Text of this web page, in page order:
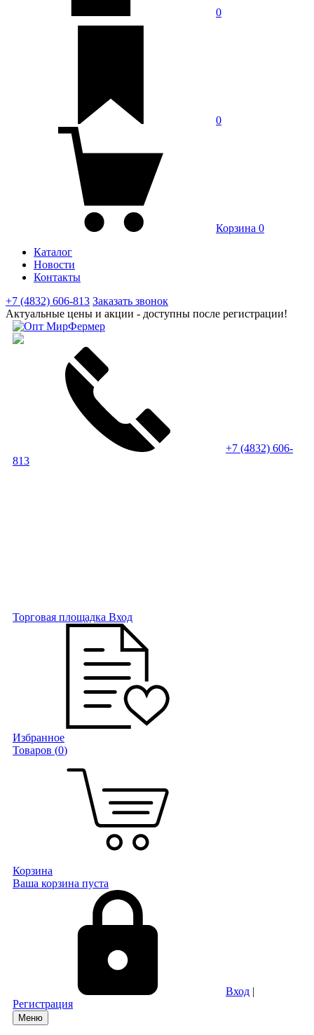
0
0
Корзина 0
Каталог
Новости
Контакты
+7 (4832) 606-813 Заказать звонок
Актуальные цены и акции - доступны после регистрации!
+7 (4832) 606-
813
Торговая площадка Вход
Избранное
Товаров (0)
Корзина
Ваша корзина пуста
Вход |
Регистрация
Меню